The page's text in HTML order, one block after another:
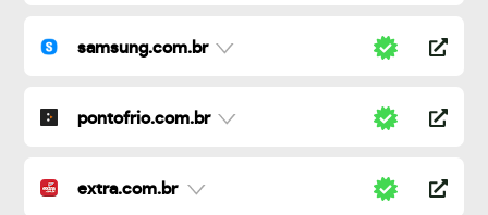
samsung.com.br
pontofrio.com.br
extra.com.br